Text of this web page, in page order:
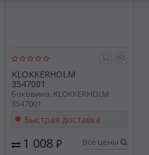
KLOKKERHOLM
3547001
Боковина. KLOKKERHOLM
3547001
Быстрая доставка
1 008₽ Все цены